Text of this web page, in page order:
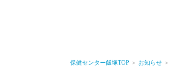
保健センター飯塚TOP ＞ お知らせ ＞